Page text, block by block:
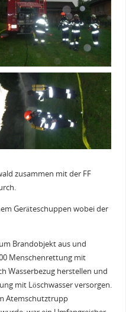
zusammen mit der FF
Geräteschuppen wobei der
Brandobjekt aus und
Menschenrettung mit
Wasserbezug herstellen und
mit Löschwasser versorgen.
Atemschutztrupp